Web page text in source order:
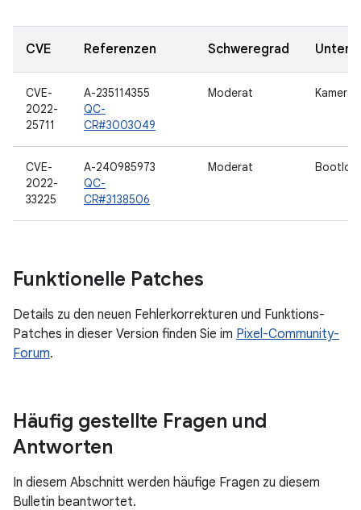
CVE Referenzen Schweregrad
CVE-
2022-
25711
A-235114355
QC-
CR#3003049
Moderat Kamera
CVE-
2022-
33225
A-240985973
QC-
CR#3138506
Moderat
Funktionelle Patches
Details zu den neuen Fehlerkorrekturen und Funktions-
Patches in dieser Version finden Sie im Pixel-Community-
Forum.
Häufig gestellte Fragen und
Antworten
In diesem Abschnitt werden häufige Fragen zu diesem
Bulletin beantwortet.